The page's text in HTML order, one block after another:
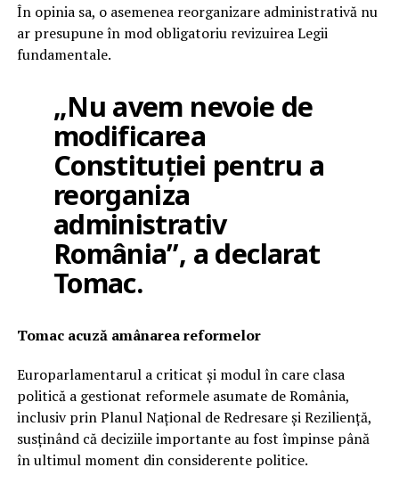
În opinia sa, o asemenea reorganizare administrativă nu
ar presupune în mod obligatoriu revizuirea Legii
fundamentale.
„Nu avem nevoie de
modificarea
Constituției pentru a
reorganiza
administrativ
România”, a declarat
Tomac.
Tomac acuză amânarea reformelor
Europarlamentarul a criticat și modul în care clasa
politică a gestionat reformele asumate de România,
inclusiv prin Planul Național de Redresare și Reziliență,
susținând că deciziile importante au fost împinse până
în ultimul moment din considerente politice.